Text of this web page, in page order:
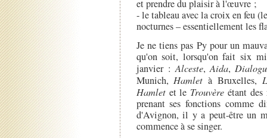
et prendre du plaisir à l'œuvre ;
- le tableau avec la croix en feu
nocturnes – essentiellement les
Je ne tiens pas Py pour un
qu'on soit, lorsqu'on fait six
janvier :Alceste,Aida,
Munich,Hamlet à Bruxelles,
Hamletet le Trouvère étant
prenant ses fonctions comme
d'Avignon, il y a peut-être un
commence à se singer.